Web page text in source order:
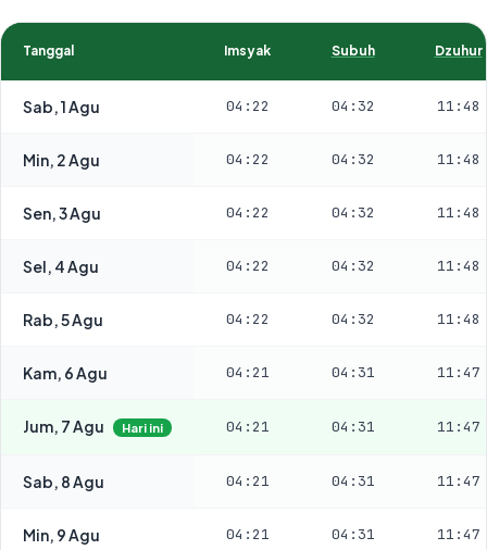
Tanggal Imsyak Subuh Dzuhur
Sab, 1 Agu 04:22 04:32 11:48
Min, 2 Agu 04:22 04:32 11:48
Sen, 3 Agu 04:22 04:32 11:48
Sel, 4 Agu 04:22 04:32 11:48
Rab, 5 Agu 04:22 04:32 11:48
Kam, 6 Agu 04:21 04:31 11:47
Jum, 7 Agu Hari ini 04:21 04:31 11:47
Sab, 8 Agu 04:21 04:31 11:47
Min, 9 Agu 04:21 04:31 11:47